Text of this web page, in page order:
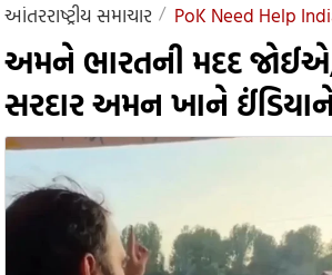
આંતરરાષ્ટ્રીય સમાચાર PoK Need Help
અમને ભારતની મદદ
સરદાર અમન ખાને